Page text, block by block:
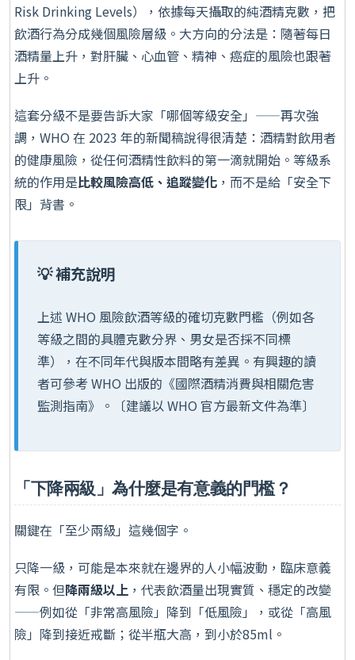
Risk Drinking Levels），依據每天攝取的純酒精克數，把
飲酒行為分成幾個風險層級。大方向的分法是：隨著每日
酒精量上升，對肝臟、心血管、精神、癌症的風險也跟著
上升。
這套分級不是要告訴大家「哪個等級安全」——再次強
調，WHO 在 2023 年的新聞稿說得很清楚：酒精對飲用者
的健康風險，從任何酒精性飲料的第一滴就開始。等級系
統的作用是比較風險高低、追蹤變化 ，而不是給「安全下
限」背書。
💡 補充說明
上述 WHO 風險飲酒等級的確切克數門檻（例如各
等級之間的具體克數分界、男女是否採不同標
準），在不同年代與版本間略有差異。有興趣的讀
者可參考 WHO 出版的《國際酒精消費與相關危害
監測指南》。〔建議以 WHO 官方最新文件為準〕
「下降兩級」為什麼是有意義的門檻？
關鍵在「至少兩級」這幾個字。
只降一級，可能是本來就在邊界的人小幅波動，臨床意義
有限。但降兩級以上 ，代表飲酒量出現實質、穩定的改變
——例如從「非常高風險」降到「低風險」，或從「高風
險」降到接近戒斷；從半瓶大高，到小於85ml。